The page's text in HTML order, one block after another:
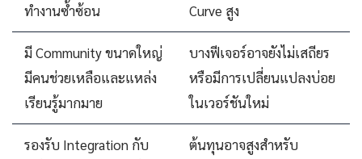
ทำงานซ้ำซ้อน
Curve สูง
มี Community ขนาดใหญ่
มีคนช่วยเหลือและแหล่ง
เรียนรู้มากมาย
บางฟีเจอร์อาจยังไม่เสถียร
หรือมีการเปลี่ยนแปลงบ่อย
ในเวอร์ชันใหม่
รองรับ Integration กับ
ต้นทุนอาจสูงสำหรับ